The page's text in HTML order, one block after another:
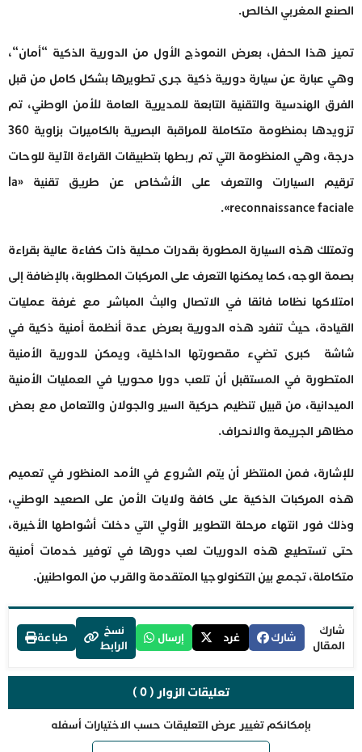
الصنع المغربي الخالص.
تميز هذا الحفل، بعرض النموذج الأول من الدورية الذكية “أمان“،
وهي عبارة عن سيارة دورية ذكية جرى تطويرها بشكل كامل من قبل
الفرق الهندسية والتقنية التابعة للمديرية العامة للأمن الوطني، تم
تزويدها بمنظومة متكاملة للمراقبة البصرية بالكاميرات بزاوية 360
درجة، وهي المنظومة التي تم ربطها بتطبيقات القراءة الآلية للوحات
ترقيم السيارات والتعرف على الأشخاص عن طريق تقنية «la
reconnaissance faciale».
وتمتلك هذه السيارة المطورة بقدرات محلية ذات كفاءة عالية بقراءة
بصمة الوجه، كما يمكنها التعرف على المركبات المطلوبة، بالإضافة إلى
امتلاكها نظاما فائقا في الاتصال والبث المباشر مع غرفة عمليات
القيادة، حيث تنفرد هذه الدورية بعرض عدة أنظمة أمنية ذكية في
شاشة كبرى تضيء مقصورتها الداخلية، ويمكن للدورية الأمنية
المتطورة في المستقبل أن تلعب دورا محوريا في العمليات الأمنية
الميدانية، من قبيل تنظيم حركية السير والجولان والتعامل مع بعض
مظاهر الجريمة والانحراف.
للإشارة، فمن المنتظر أن يتم الشروع في الأمد المنظور في تعميم
هذه المركبات الذكية على كافة ولايات الأمن على الصعيد الوطني،
وذلك فور انتهاء مرحلة التطوير الأولي التي دخلت أشواطها الأخيرة،
حتى تستطيع هذه الدوريات لعب دورها في توفير خدمات أمنية
متكاملة، تجمع بين التكنولوجيا المتقدمة والقرب من المواطنين.
شارك
المقال
شارك غرد إرسال
نسخ
الرابط
طباعة
تعليقات الزوار ( 0 )
بإمكانكم تغيير عرض التعليقات حسب الاختيارات أسفله